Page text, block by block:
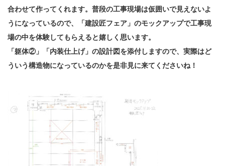
合わせて作ってくれます。普段の工事現場は仮囲いで見えないよ
うになっているので、「建設匠フェア」のモックアップで工事現
場の中を体験してもらえると嬉しく思います。
「躯体②」「内装仕上げ」の設計図を添付しますので、実際はど
ういう構造物になっているのかを是非見に来てくださいね！